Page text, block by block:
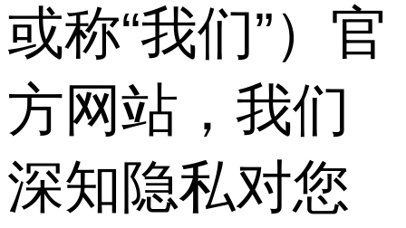
或称“我们”）官
方网站，我们
深知隐私对您